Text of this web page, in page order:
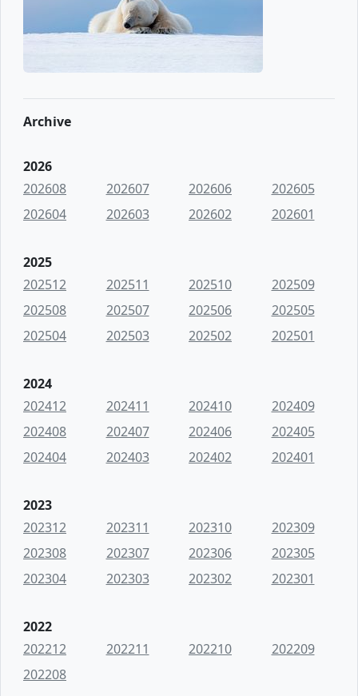
Archive
2026
202608
202607 202606
202605
202604
202603 202602 202601
2025
202512
202511 202510
202509
202508
202507 202506
202505
202504
202503 202502 202501
2024
202412
202411 202410
202409
202408
202407 202406
202405
202404
202403 202402 202401
2023
202312
202311 202310
202309
202308
202307 202306
202305
202304
202303 202302 202301
2022
202212
202211 202210
202209
202208